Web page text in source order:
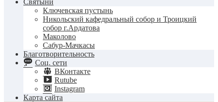
Святыни
Ключевская пустынь
Никольский кафедральный собор и Троицкий
собор г.Ардатова
Маколово
Сабур-Мачкасы
Благотворительность
Соц. сети
ВКонтакте
Rutube
Instagram
Карта сайта